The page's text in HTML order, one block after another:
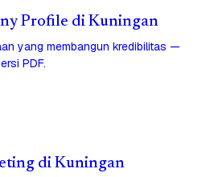
Profile di Kuningan
yang membangun kredibilitas —
PDF.
di Kuningan